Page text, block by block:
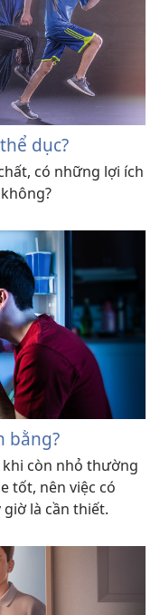
dục?
có những lợi ích
bằng?
còn nhỏ thường
tốt, nên việc có
là cần thiết.